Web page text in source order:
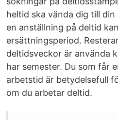
heltid ska vända dig till
en anställning på deltid
ersättningsperiod.
deltidsveckor är använda
har semester. Du som får
arbetstid är betydelsefull
om du arbetar deltid.